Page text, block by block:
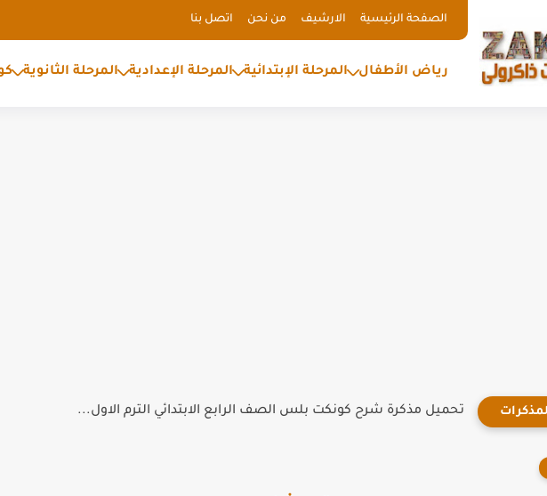
الصفحة الرئيسية الارشيف من نحن اتصل بنا
رياض الأطفال المرحلة الإبتدائية المرحلة الإعدادية المرحلة الثانوية
تحميل مذكرة شرح كونكت بلس الصف الرابع الابتدائي الترم الاول...